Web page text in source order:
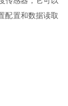
配置和数据读取